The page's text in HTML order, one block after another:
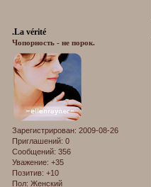
.La vérité
Чопорность - не порок.
Зарегистрирован: 2009-08-26
Приглашений: 0
Сообщений: 356
Уважение: +35
Позитив: +10
Пол: Женский